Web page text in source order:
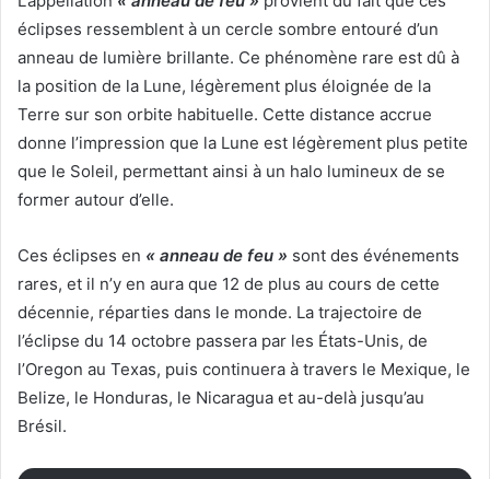
éclipses ressemblent à un cercle sombre entouré d’un
anneau de lumière brillante. Ce phénomène rare est dû à
la position de la Lune, légèrement plus éloignée de la
Terre sur son orbite habituelle. Cette distance accrue
donne l’impression que la Lune est légèrement plus petite
que le Soleil, permettant ainsi à un halo lumineux de se
former autour d’elle.
Ces éclipses en « anneau de feu » sont des événements
rares, et il n’y en aura que 12 de plus au cours de cette
décennie, réparties dans le monde. La trajectoire de
l’éclipse du 14 octobre passera par les États-Unis, de
l’Oregon au Texas, puis continuera à travers le Mexique, le
Belize, le Honduras, le Nicaragua et au-delà jusqu’au
Brésil.